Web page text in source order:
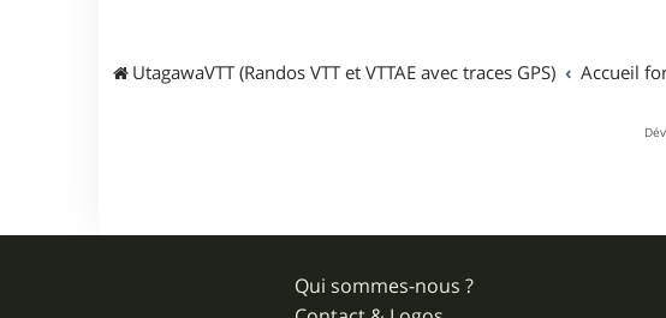
UtagawaVTT (Randos VTT et VTTAE avec traces GPS) Accueil
Qui sommes-nous ?